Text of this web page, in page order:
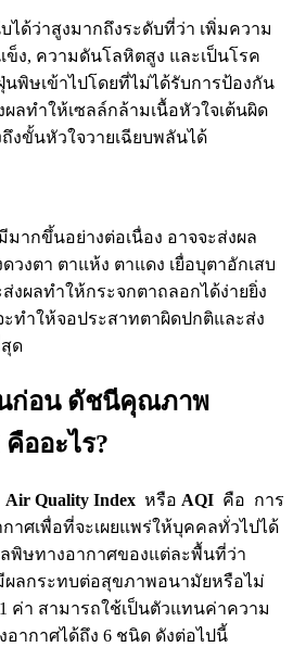
ได้ว่าสูงมากถึงระดับที่ว่า เพิ่มความ
ข็ง, ความดันโลหิตสูง และเป็นโรค
พิษเข้าไปโดยที่ไม่ได้รับการป้องกัน
ผลทำให้เซลล์กล้ามเนื้อหัวใจเต้นผิด
งขั้นหัวใจวายเฉียบพลันได้
มากขึ้นอย่างต่อเนื่อง อาจจะส่งผล
วงตา ตาแห้ง ตาแดง เยื่อบุตาอักเสบ
งผลทำให้กระจกตาถลอกได้ง่ายยิ่ง
ทำให้จอประสาทตาผิดปกติและส่ง
ด
ก่อน ดัชนีคุณภาพ
ออะไร?
Air Quality Index หรือ AQI คือ การ
ศเพื่อที่จะเผยแพร่ให้บุคคลทั่วไปได้
พิษทางอากาศของแต่ละพื้นที่ว่า
ผลกระทบต่อสุขภาพอนามัยหรือไม่
า สามารถใช้เป็นตัวแทนค่าความ
ากาศได้ถึง 6 ชนิด ดังต่อไปนี้